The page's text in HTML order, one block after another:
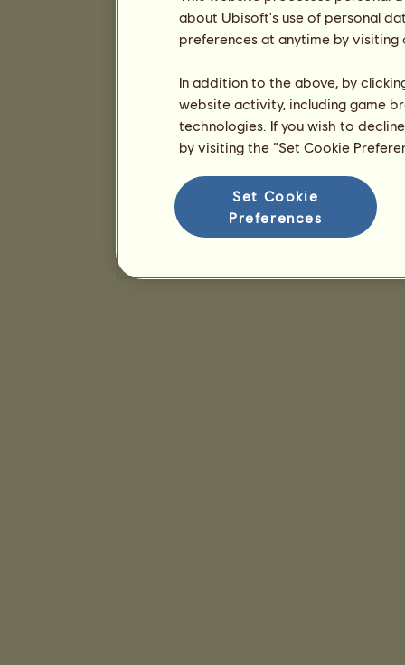
about Ubisoft's use of personal
preferences at anytime by
In addition to the above, by
website activity, including game
technologies. If you wish to
by visiting the “Set Cookie
Set Cookie
Preferences